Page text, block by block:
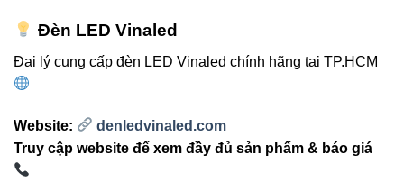
người dùng
“Muốn SEO tốt, hãy tối ưu trải nghiệm.
Muốn tối ưu trải nghiệm, hãy hướng dẫn
Đèn LED Vinaled
Đại lý cung cấp đèn LED Vinaled chính hãng tại TP.HCM
Website:
denledvinaled.com
Truy cập website để xem đầy đủ sản phẩm & báo giá